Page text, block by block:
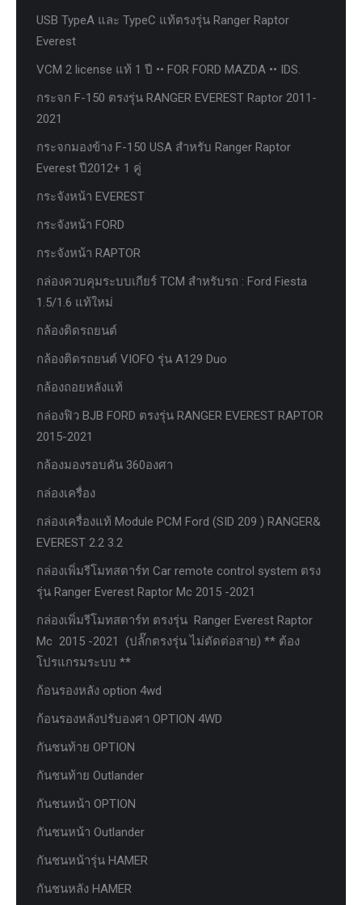
USB TypeA และ TypeC แท้ตรงรุ่น Ranger Raptor
Everest
VCM 2 license แท้ 1 ปี •• FOR FORD MAZDA •• IDS.
กระจก F-150 ตรงรุ่น RANGER EVEREST Raptor 2011-
2021
กระจกมองข้าง F-150 USA สำหรับ Ranger Raptor
Everest ปี2012+ 1 คู่
กระจังหน้า EVEREST
กระจังหน้า FORD
กระจังหน้า RAPTOR
กล่องควบคุมระบบเกียร์ TCM สำหรับรถ : Ford Fiesta
1.5/1.6 แท้ใหม่
กล้องติดรถยนต์
กล้องติดรถยนต์ VIOFO รุ่น A129 Duo
กล้องถอยหลังแท้
กล่องฟิว BJB FORD ตรงรุ่น RANGER EVEREST RAPTOR
2015-2021
กล้องมองรอบคัน 360องศา
กล่องเครื่อง
กล่องเครื่องแท้ Module PCM Ford (SID 209 ) RANGER&
EVEREST 2.2 3.2
กล่องเพิ่มรีโมทสตาร์ท Car remote control system ตรง
รุ่น Ranger Everest Raptor Mc 2015 -2021
กล่องเพิ่มรีโมทสตาร์ท ตรงรุ่น Ranger Everest Raptor
Mc 2015 -2021 (ปลั๊กตรงรุ่น ไม่ตัดต่อสาย) ** ต้อง
โปรแกรมระบบ **
ก้อนรองหลัง option 4wd
ก้อนรองหลังปรับองศา OPTION 4WD
กันชนท้าย OPTION
กันชนท้าย Outlander
กันชนหน้า OPTION
กันชนหน้า Outlander
กันชนหน้ารุ่น HAMER
กันชนหลัง HAMER